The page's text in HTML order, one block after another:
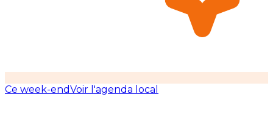
Ce week-endVoir l'agenda local